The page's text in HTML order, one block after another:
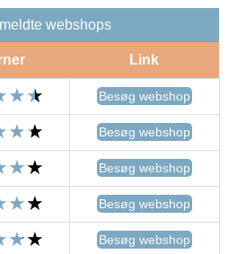
webshops
Link
Besøg webshop
Besøg webshop
Besøg webshop
Besøg webshop
Besøg webshop